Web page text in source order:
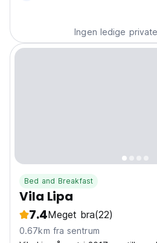
Ingen ledige
Bed and Breakfast
Vila Lipa
7.4Meget bra(22)
0.67km fra sentrum